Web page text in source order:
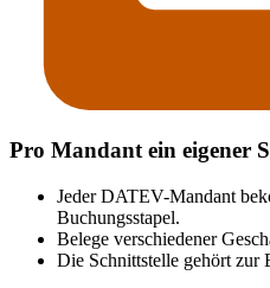
Pro Mandant ein eigener
Jeder DATEV-Mandant
Buchungsstapel.
Belege verschiedener
Die Schnittstelle gehört zur